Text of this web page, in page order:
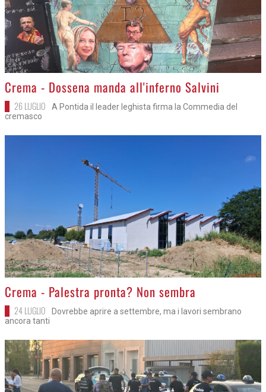
>
Crema - Dossena manda all'inferno Salvini
26 LUGLIO
A Pontida il leader leghista firma la Commedia del
cremasco
>
Crema - Palestra pronta? Non sembra
24 LUGLIO
Dovrebbe aprire a settembre, ma i lavori sembrano
ancora tanti